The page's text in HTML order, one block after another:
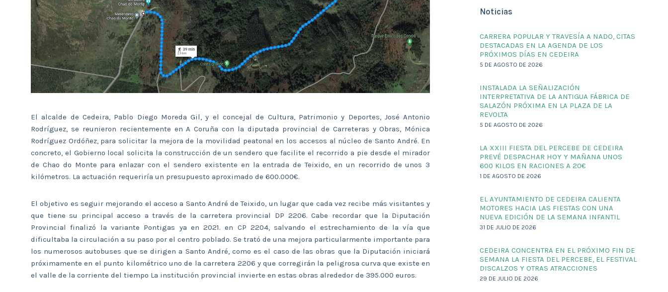
El alcalde de Cedeira, Pablo Diego Moreda Gil, y el concejal de Cultura, Patrimonio y Deportes, José Antonio
Rodríguez, se reunieron recientemente en A Coruña con la diputada provincial de Carreteras y Obras, Mónica
Rodríguez Ordóñez, para solicitar la mejora de la movilidad peatonal en los accesos al núcleo de Santo André. En
concreto, el Gobierno local solicita la construcción de un sendero que facilite el recorrido a pie desde el mirador
de Chao do Monte para enlazar con el sendero existente en la entrada de Teixido, en un recorrido de unos 3
kilómetros. La actuación requeriría un presupuesto aproximado de 600.000€.
El objetivo es seguir mejorando el acceso a Santo André de Teixido, un lugar que cada vez recibe más visitantes y
que tiene su principal acceso a través de la carretera provincial DP 2206. Cabe recordar que la Diputación
Provincial finalizó la variante Pontigas ya en 2021. en CP 2204, salvando el estrechamiento de la vía que
dificultaba la circulación a su paso por el centro poblado. Se trató de una mejora particularmente importante para
los numerosos autobuses que se dirigen a Santo André, como es el caso de las obras que la Diputación iniciará
próximamente en el punto kilométrico uno de la carretera 2206 y que corregirán la peligrosa curva que existe en
el valle de la corriente del tiempo La institución provincial invierte en estas obras alrededor de 395.000 euros.
Noticias
CARRERA POPULAR Y TRAVESÍA A NADO, CITAS
DESTACADAS EN LA AGENDA DE LOS
PRÓXIMOS DÍAS EN CEDEIRA
5 DE AGOSTO DE 2026
INSTALADA LA SEÑALIZACIÓN
INTERPRETATIVA DE LA ANTIGUA FÁBRICA DE
SALAZÓN PRÓXIMA EN LA PLAZA DE LA
REVOLTA
5 DE AGOSTO DE 2026
LA XXIII FIESTA DEL PERCEBE DE CEDEIRA
PREVÉ DESPACHAR HOY Y MAÑANA UNOS
600 KILOS EN RACIONES A 20€
1 DE AGOSTO DE 2026
EL AYUNTAMIENTO DE CEDEIRA CALIENTA
MOTORES HACIA LAS FIESTAS CON UNA
NUEVA EDICIÓN DE LA SEMANA INFANTIL
31 DE JULIO DE 2026
CEDEIRA CONCENTRA EN EL PRÓXIMO FIN DE
SEMANA LA FIESTA DEL PERCEBE, EL FESTIVAL
DISCALZOS Y OTRAS ATRACCIONES
29 DE JULIO DE 2026